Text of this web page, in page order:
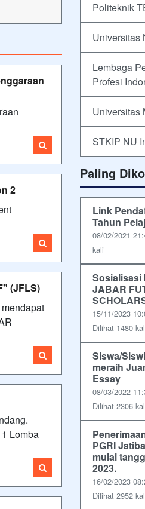
2
(JFLS)
Lomba
Politeknik
Universitas
Lembaga
Profesi
Universitas
STKIP NU
Paling
Link
Tahun
08/02/2021
kali
Sosialisasi
JABAR
15/11/2023
Dilihat 1480
Siswa/
meraih
Essay
08/03/2022
Dilihat 2306
PGRI
mulai
2023.
16/02/2023
Dilihat 2952